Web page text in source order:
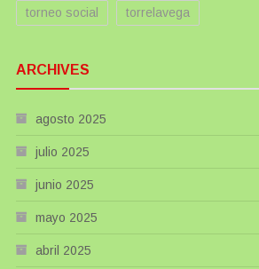
torneo social torrelavega
ARCHIVES
agosto 2025
julio 2025
junio 2025
mayo 2025
abril 2025